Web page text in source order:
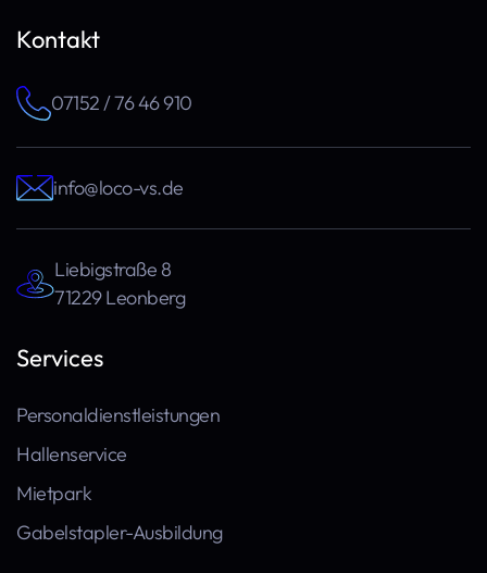
Kontakt
07152 / 76 46 910
info@loco-vs.de
Liebigstraße 8
71229 Leonberg
Services
Personaldienstleistungen
Hallenservice
Mietpark
Gabelstapler-Ausbildung